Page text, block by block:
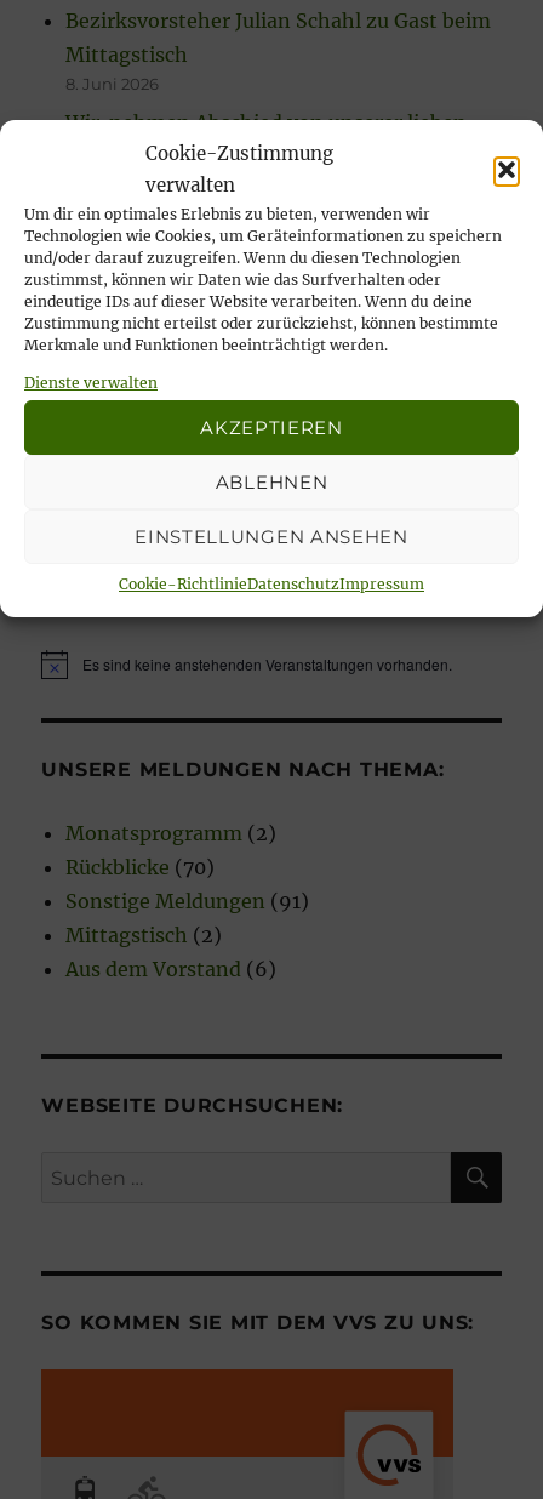
Cookie-Zustimmung
verwalten
Um dir ein optimales Erlebnis zu bieten, verwenden wir
Technologien wie Cookies, um Geräteinformationen zu speichern
und/oder darauf zuzugreifen. Wenn du diesen Technologien
zustimmst, können wir Daten wie das Surfverhalten oder
eindeutige IDs auf dieser Website verarbeiten. Wenn du deine
Zustimmung nicht erteilst oder zurückziehst, können bestimmte
Merkmale und Funktionen beeinträchtigt werden.
Dienste verwalten
AKZEPTIEREN
ABLEHNEN
EINSTELLUNGEN ANSEHEN
Cookie-RichtlinieDatenschutzImpressum
Bezirksvorsteher Julian Schahl zu Gast beim
Mittagstisch
8. Juni 2026
Wir nehmen Abschied von unserer lieben
Ilse Risch
4. Mai 2026
… immer wieder sonntags, tata!
21. April 2026
Rückblick auf das Karfreitags-Fischessen
14. April 2026
Nachlese Rosenmontagsparty 2026: es
wurde gesungen, gelacht & geschunkelt!
H
w
i
Es sind keine anstehenden Veranstaltungen vorhanden.
UNSERE MELDUNGEN NACH THEMA:
Monatsprogramm (2)
Rückblicke (70)
Sonstige Meldungen (91)
Mittagstisch (2)
Aus dem Vorstand (6)
WEBSEITE DURCHSUCHEN:
Suchen
SO KOMMEN SIE MIT DEM VVS ZU UNS: